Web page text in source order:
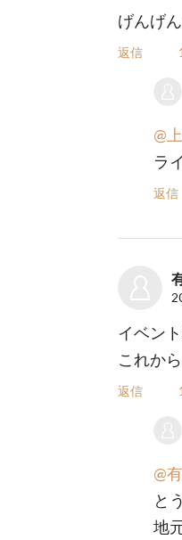
げんげ
返信
@
ラ
返信
イベン
これか
返信
@
と
地